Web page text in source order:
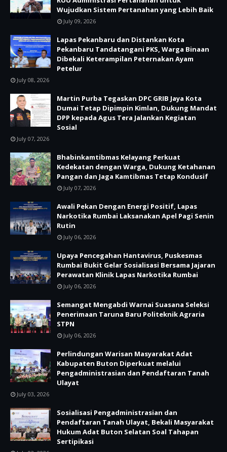
Wujudkan Sistem Pertanahan yang Lebih Baik
July 09, 2026
Lapas Pekanbaru dan Distankan Kota
Pekanbaru Tandatangani PKS, Warga Binaan
Dibekali Keterampilan Peternakan Ayam
Petelur
July 08, 2026
Martin Purba Tegaskan DPC GRIB Jaya Kota
Dumai Tetap Dipimpin Kimlan, Dukung Mandat
DPP kepada Agus Tera Jalankan Kegiatan
Sosial
July 07, 2026
Bhabinkamtibmas Kelayang Perkuat
Kedekatan dengan Warga, Dukung Ketahanan
Pangan dan Jaga Kamtibmas Tetap Kondusif
July 07, 2026
Awali Pekan Dengan Energi Positif, Lapas
Narkotika Rumbai Laksanakan Apel Pagi Senin
Rutin
July 06, 2026
Upaya Pencegahan Hantavirus, Puskesmas
Rumbai Bukit Gelar Sosialisasi Bersama Jajaran
Perawatan Klinik Lapas Narkotika Rumbai
July 06, 2026
Semangat Mengabdi Warnai Suasana Seleksi
Penerimaan Taruna Baru Politeknik Agraria
STPN
July 06, 2026
Perlindungan Warisan Masyarakat Adat
Kabupaten Buton Diperkuat melalui
Pengadministrasian dan Pendaftaran Tanah
Ulayat
July 03, 2026
Sosialisasi Pengadministrasian dan
Pendaftaran Tanah Ulayat, Bekali Masyarakat
Hukum Adat Buton Selatan Soal Tahapan
Sertipikasi